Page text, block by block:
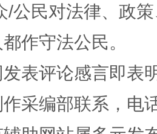
全局
/公民对法律、政
作守法公民。
表评论感言即表
采编部联系，电